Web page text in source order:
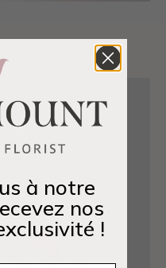
à notre
nos
!